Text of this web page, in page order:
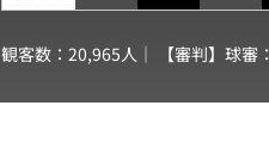
観客数：20,965人｜ 【審判】球審：